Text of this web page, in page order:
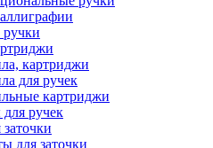
картриджи
для ручек
картриджи
ручек
для заточки